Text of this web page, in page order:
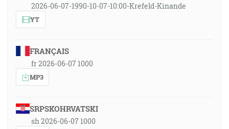
2026-06-07-1990-10-07-10:00-Krefeld-Kinande
YT
FRANÇAIS
fr 2026-06-07 1000
MP3
SRPSKOHRVATSKI
sh 2026-06-07 1000